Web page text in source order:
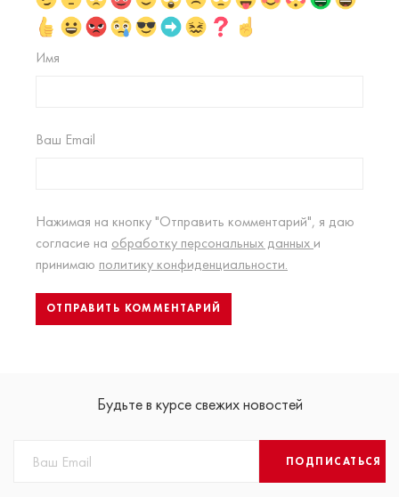
Имя
Ваш Email
Нажимая на кнопку "Отправить комментарий", я даю
согласие на обработку персональных данных и
принимаю политику конфиденциальности.
Будьте в курсе свежих новостей
ПОДПИСАТЬСЯ